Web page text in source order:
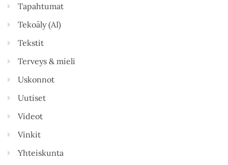
Tapahtumat
Tekoäly (AI)
Tekstit
Terveys & mieli
Uskonnot
Uutiset
Videot
Vinkit
Yhteiskunta